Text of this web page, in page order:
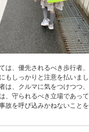
は、優先されるべき歩行者、
もしっかりと注意を払いまし
は、クルマに気をつけつつ
、守られるべき立場であって
故を呼び込みかねないことを